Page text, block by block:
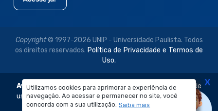
Utilizamos cookies para aprimorar a experiência de
navegação. Ao acessar e permanecer no site, você
concorda com a sua utilização. Saiba mais
Copyright© 1997-2026 UNIP - Universidade Paulista. Todos
os direitos reservados. Política de Privacidade e Termos de
Uso.
Aviso Legal: As imagens disponibilizadas neste site são de
uso exclusivo institucional do Sistema de Ensino Objetivo e
da Universidade Paulista – UNIP.
X